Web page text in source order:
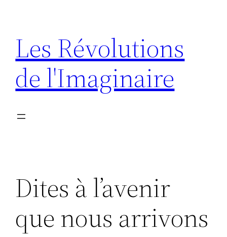
contenu
Les Révolutions
de l'Imaginaire
Dites à l’avenir
que nous arrivons